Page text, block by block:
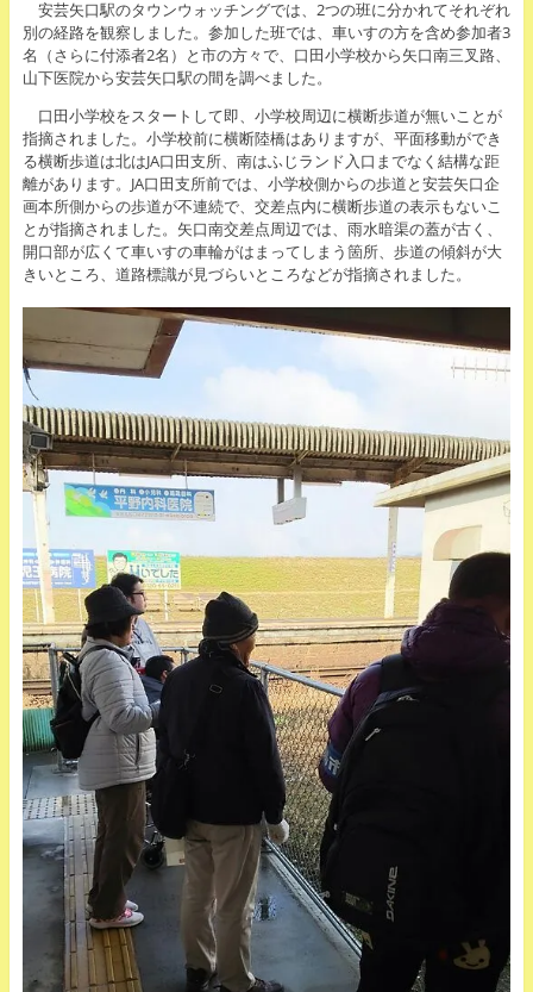
安芸矢口駅のタウンウォッチングでは、2つの班に分かれてそれぞれ
別の経路を観察しました。参加した班では、車いすの方を含め参加者3
名（さらに付添者2名）と市の方々で、口田小学校から矢口南三叉路、
山下医院から安芸矢口駅の間を調べました。
口田小学校をスタートして即、小学校周辺に横断歩道が無いことが
指摘されました。小学校前に横断陸橋はありますが、平面移動ができ
る横断歩道は北はJA口田支所、南はふじランド入口までなく結構な距
離があります。JA口田支所前では、小学校側からの歩道と安芸矢口企
画本所側からの歩道が不連続で、交差点内に横断歩道の表示もないこ
とが指摘されました。矢口南交差点周辺では、雨水暗渠の蓋が古く、
開口部が広くて車いすの車輪がはまってしまう箇所、歩道の傾斜が大
きいところ、道路標識が見づらいところなどが指摘されました。